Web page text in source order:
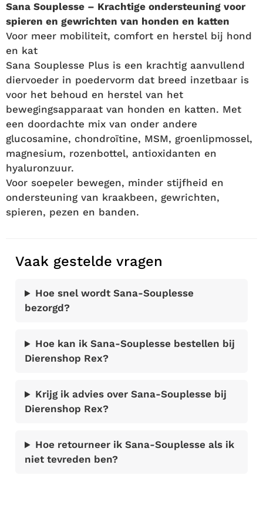
Sana Souplesse – Krachtige ondersteuning voor
spieren en gewrichten van honden en katten
Voor meer mobiliteit, comfort en herstel bij hond
en kat
Sana Souplesse Plus is een krachtig aanvullend
diervoeder in poedervorm dat breed inzetbaar is
voor het behoud en herstel van het
bewegingsapparaat van honden en katten. Met
een doordachte mix van onder andere
glucosamine, chondroïtine, MSM, groenlipmossel,
magnesium, rozenbottel, antioxidanten en
hyaluronzuur.
Voor soepeler bewegen, minder stijfheid en
ondersteuning van kraakbeen, gewrichten,
spieren, pezen en banden.
Vaak gestelde vragen
Hoe snel wordt Sana-Souplesse
bezorgd?
Hoe kan ik Sana-Souplesse bestellen bij
Dierenshop Rex?
Krijg ik advies over Sana-Souplesse bij
Dierenshop Rex?
Hoe retourneer ik Sana-Souplesse als ik
niet tevreden ben?